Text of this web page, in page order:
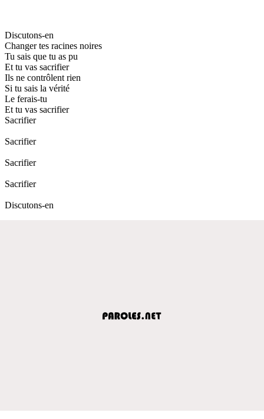
Discutons-en
Changer tes racines noires
Tu sais que tu as pu
Et tu vas sacrifier
Ils ne contrôlent rien
Si tu sais la vérité
Le ferais-tu
Et tu vas sacrifier
Sacrifier
Sacrifier
Sacrifier
Sacrifier
Discutons-en